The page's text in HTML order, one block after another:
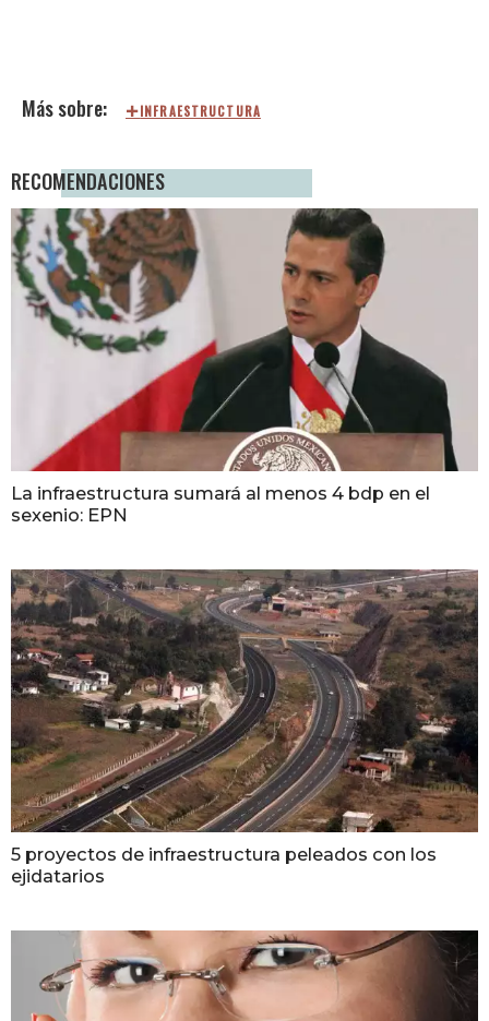
INFRAESTRUCTURA
RECOMENDACIONES
La infraestructura sumará al menos 4 bdp en el
sexenio: EPN
5 proyectos de infraestructura peleados con los
ejidatarios